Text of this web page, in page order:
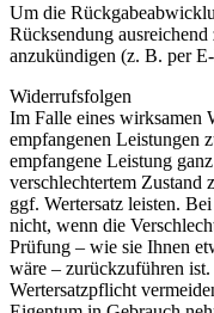
Um die
Rücksendung
anzukündigen (z. B. per
Widerrufsfolgen
Im Falle eines wirksamen
empfangenen Leistungen
empfangene Leistung
verschlechtertem Zustand
ggf. Wertersatz leisten.
nicht, wenn die
Prüfung – wie sie Ihnen
wäre – zurückzuführen
Wertersatzpflicht